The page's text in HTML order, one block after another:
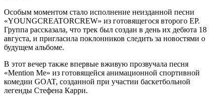
Особым моментом стало исполнение неизданной песни
«YOUNGCREATORCREW» из готовящегося второго EP.
Группа рассказала, что трек был создан в день их дебюта 18
августа, и пригласила поклонников следить за новостями о
будущем альбоме.
В этот вечер также впервые вживую прозвучала песня
«Mention Me» из готовящейся анимационной спортивной
комедии GOAT, созданной при участии баскетбольной
легенды Стефена Карри.